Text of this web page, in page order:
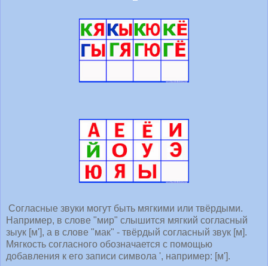
Согласные звуки могут быть мягкими или твёрдыми.
Например, в слове "мир" слышится мягкий согласный
зыук [м'], а в слове "мак" - твёрдый согласный звук [м].
Мягкость согласного обозначается с помощью
добавления к его записи символа ', например: [м'].